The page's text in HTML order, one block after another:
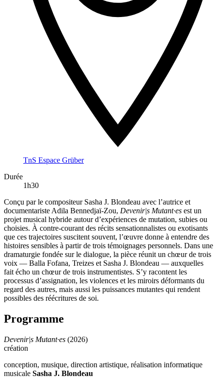
TnS Espace Grüber
Durée
1h30
Conçu par le compositeur Sasha J. Blondeau avec l’autrice et
documentariste Adila Bennedjaï-Zou, Devenir|s Mutant·es est un
projet musical hybride autour d’expériences de mutation, subies ou
choisies. À contre-courant des récits sensationnalistes ou exotisants
que ces trajectoires suscitent souvent, l’œuvre donne à entendre des
histoires sensibles à partir de trois témoignages personnels. Dans une
dramaturgie fondée sur le dialogue, la pièce réunit un chœur de trois
voix — Balla Fofana, Treizes et Sasha J. Blondeau — auxquelles
fait écho un chœur de trois instrumentistes. S’y racontent les
processus d’assignation, les violences et les miroirs déformants du
regard des autres, mais aussi les puissances mutantes qui rendent
possibles des réécritures de soi.
Programme
Devenir|s Mutant·es (2026)
création
conception, musique, direction artistique, réalisation informatique
musicale Sasha J. Blondeau